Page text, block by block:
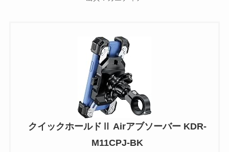
クイックホールドⅡ Airアブソーバー KDR-
M11CPJ-BK